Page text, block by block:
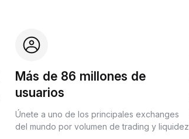
Más de 86 millones de
usuarios
Únete a uno de los principales exchanges
del mundo por volumen de trading y